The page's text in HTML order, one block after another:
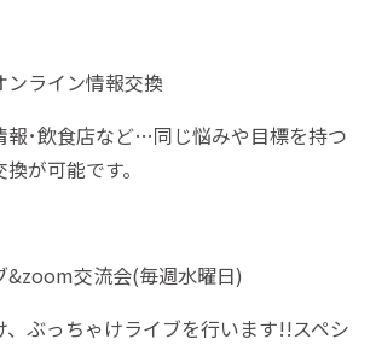
ライン情報交換
報･飲食店など…同じ悩みや目標を持つ
が可能です。
&zoom交流会(毎週水曜日)
、ぶっちゃけライブを行います!!スペシ